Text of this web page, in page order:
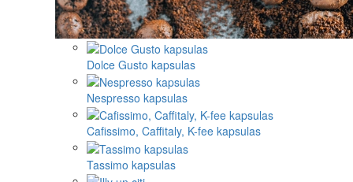
Dolce Gusto kapsulas
Nespresso kapsulas
Cafissimo, Caffitaly, K-fee kapsulas
Tassimo kapsulas